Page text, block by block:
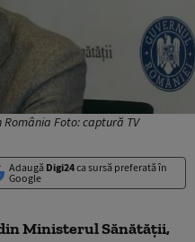
România Foto: captură TV
Adaugă Digi24ca sursă preferată în
Google
Ministerul Sănătății,